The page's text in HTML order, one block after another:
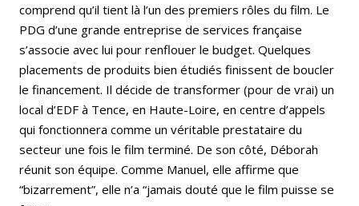
comprend qu’il tient là l’un des premiers rôles du film. Le
PDG d’une grande entreprise de services française
s’associe avec lui pour renflouer le budget. Quelques
placements de produits bien étudiés finissent de boucler
le financement. Il décide de transformer (pour de vrai) un
local d’EDF à Tence, en Haute-Loire, en centre d’appels
qui fonctionnera comme un véritable prestataire du
secteur une fois le film terminé. De son côté, Déborah
réunit son équipe. Comme Manuel, elle affirme que
“bizarrement”, elle n’a “jamais douté que le film puisse se